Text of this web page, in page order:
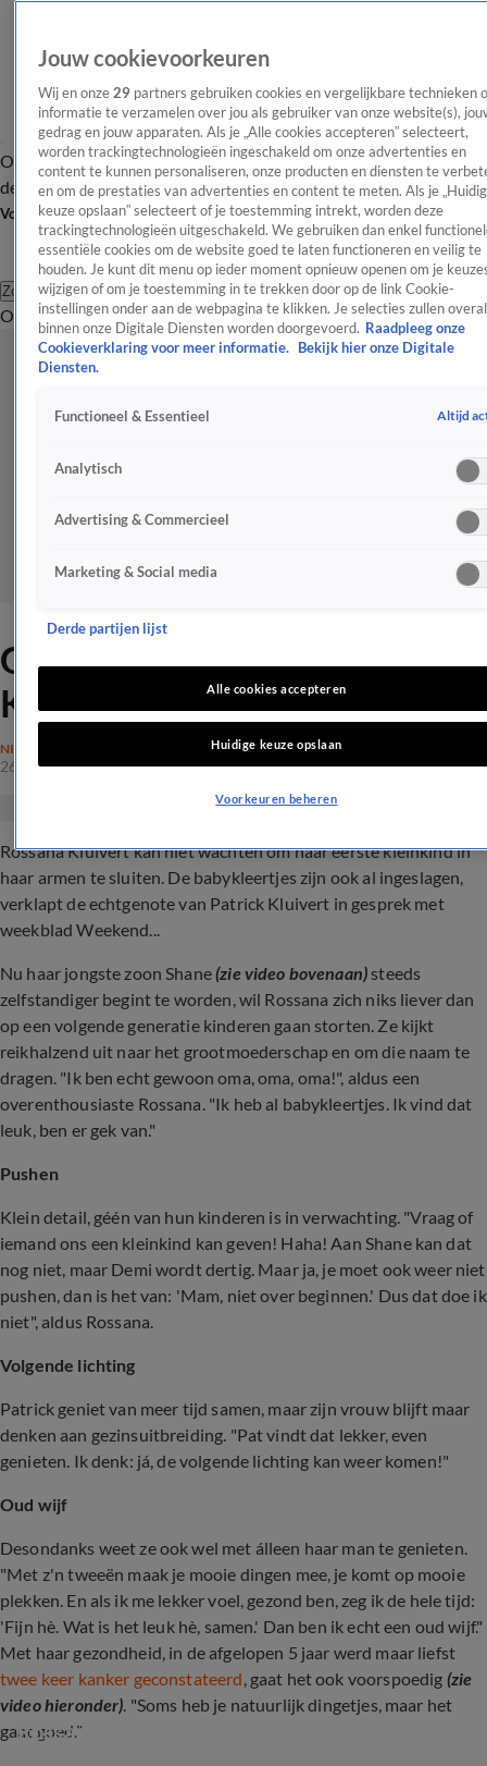
OverzichtAfleveringen Entertainment TV Algemeen
Tip
de redactieNieuwsbrief
Volg Shownieuws
Zoeken
OverzichtEntertainmentSpraakmakendRealityCrimeVideo's
Gezinsuitbreiding voor de
Kluiverts?
NIEUWS
26 juni 2024, 09:58
Rossana Kluivert kan niet wachten om haar eerste kleinkind in
haar armen te sluiten. De babykleertjes zijn ook al ingeslagen,
verklapt de echtgenote van Patrick Kluivert in gesprek met
weekblad Weekend...
Nu haar jongste zoon Shane(zie video bovenaan) steeds
zelfstandiger begint te worden, wil Rossana zich niks liever dan
op een volgende generatie kinderen gaan storten. Ze kijkt
reikhalzend uit naar het grootmoederschap en om die naam te
dragen. "Ik ben echt gewoon oma, oma, oma!", aldus een
overenthousiaste Rossana. "Ik heb al babykleertjes. Ik vind dat
leuk, ben er gek van."
Pushen
Klein detail, géén van hun kinderen is in verwachting. "Vraag of
iemand ons een kleinkind kan geven! Haha! Aan Shane kan dat
nog niet, maar Demi wordt dertig. Maar ja, je moet ook weer niet
pushen, dan is het van: 'Mam, niet over beginnen.' Dus dat doe ik
niet", aldus Rossana.
Volgende lichting
Patrick geniet van meer tijd samen, maar zijn vrouw blijft maar
denken aan gezinsuitbreiding. "Pat vindt dat lekker, even
genieten. Ik denk: já, de volgende lichting kan weer komen!"
Oud wijf
Desondanks weet ze ook wel met álleen haar man te genieten.
"Met z'n tweeën maak je mooie dingen mee, je komt op mooie
plekken. En als ik me lekker voel, gezond ben, zeg ik de hele tijd:
'Fijn hè. Wat is het leuk hè, samen.' Dan ben ik echt een oud wijf."
Met haar gezondheid, in de afgelopen 5 jaar werd maar liefst
twee keer kanker geconstateerd, gaat het ook voorspoedig (zie
video hieronder). "Soms heb je natuurlijk dingetjes, maar het
gaat goed."
Rossana Kluivert over gezondheid
Jouw cookievoorkeuren
Wij en onze 29 partners gebruiken cookies en vergelijkbare technieken
informatie te verzamelen over jou als gebruiker van onze website(s),
gedrag en jouw apparaten. Als je „Alle cookies accepteren” selecteert,
worden trackingtechnologieën ingeschakeld om onze advertenties en
content te kunnen personaliseren, onze producten en diensten te
en om de prestaties van advertenties en content te meten. Als je
keuze opslaan” selecteert of je toestemming intrekt, worden deze
trackingtechnologieën uitgeschakeld. We gebruiken dan enkel
essentiële cookies om de website goed te laten functioneren en veilig te
houden. Je kunt dit menu op ieder moment opnieuw openen om je
wijzigen of om je toestemming in te trekken door op de link Cookie-
instellingen onder aan de webpagina te klikken. Je selecties zullen overal
binnen onze Digitale Diensten worden doorgevoerd. Raadpleeg onze
Cookieverklaring voor meer informatie.
Bekijk hier onze Digitale
Diensten.
Functioneel & Essentieel Altijd
Analytisch
Advertising & Commercieel
Marketing & Social media
Derde partijen lijst
Alle cookies accepteren
Huidige keuze opslaan
Voorkeuren beheren